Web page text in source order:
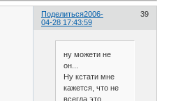
Поделиться 39
2006-
04-28 17:43:59
ну можети не
он...
Ну кстати мне
кажется, что не
всегда это